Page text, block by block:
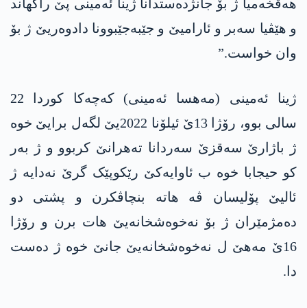
ھەڤخەمیا ژ بۆ جانژدەستدانا ژینا ئەمینی پێ راگھاند
و ھێڤیا سەبر و ئارامیێ و جێبەجێبوونا دادوەریێ ژ بۆ
وان خواست.”
ژینا ئەمینی (مەھسا ئەمینی) کەچەکا کوردا 22
سالی بوو، رۆژا 13ێ ئیلۆنا 2022یێ لگەل برایێ خوە
ژ باژارێ سەقزێ سەردانا تەھرانێ کربوو و ژ بەر
کو حیجابا خوە ب ئاوایەکێ رێکوپێک گرێ نەدایە ژ
ئالیێ پۆلیسان ڤە ھاتە بنچاڤکرن و پشتی دو
دەمژمێران ژ بۆ نەخوەشخانەیێ ھات برن و رۆژا
16ێ مەھێ ل نەخوەشخانەیێ جانێ خوە ژ دەست
دا.